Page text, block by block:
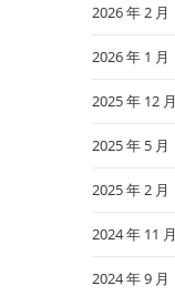
2026 年 2 月
2026 年 1 月
2025 年 12 月
2025 年 5 月
2025 年 2 月
2024 年 11 月
2024 年 9 月